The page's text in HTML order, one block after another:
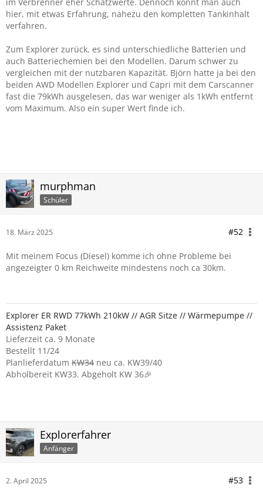
hier, mit etwas Erfahrung, nahezu den kompletten Tankinhalt
verfahren.
Zum Explorer zurück, es sind unterschiedliche Batterien und
auch Batteriechemien bei den Modellen. Darum schwer zu
vergleichen mit der nutzbaren Kapazität. Björn hatte ja bei den
beiden AWD Modellen Explorer und Capri mit dem Carscanner
fast die 79kWh ausgelesen, das war weniger als 1kWh entfernt
vom Maximum. Also ein super Wert finde ich.
murphman
Schüler
18. März 2025 #52
Mit meinem Focus (Diesel) komme ich ohne Probleme bei
angezeigter 0 km Reichweite mindestens noch ca 30km.
Explorer ER RWD 77kWh 210kW // AGR Sitze // Wärmepumpe //
Assistenz Paket
Lieferzeit ca. 9 Monate
Bestellt 11/24
Planlieferdatum KW34 neu ca. KW39/40
Abholbereit KW33. Abgeholt KW 36🎉
Explorerfahrer
Anfänger
2. April 2025 #53